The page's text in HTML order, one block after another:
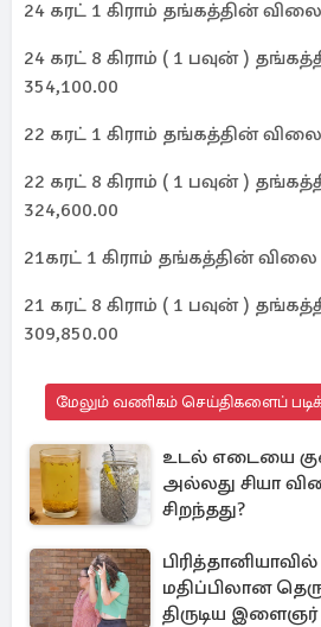
24 கரட் 1 கிராம் தங்கத்தின் விலை
24 கரட் 8 கிராம் ( 1 பவுன் )
354,100.00
22 கரட் 1 கிராம் தங்கத்தின் விலை
22 கரட் 8 கிராம் ( 1 பவுன் )
324,600.00
21கரட் 1 கிராம் தங்கத்தின் விலை
21 கரட் 8 கிராம் ( 1 பவுன் )
309,850.00
மேலும் வணிகம் செய்திகளைப்
உடல் எடையை
அல்லது சியா
சிறந்தது?
மதிப்பிலான
திருடிய இளைஞர்